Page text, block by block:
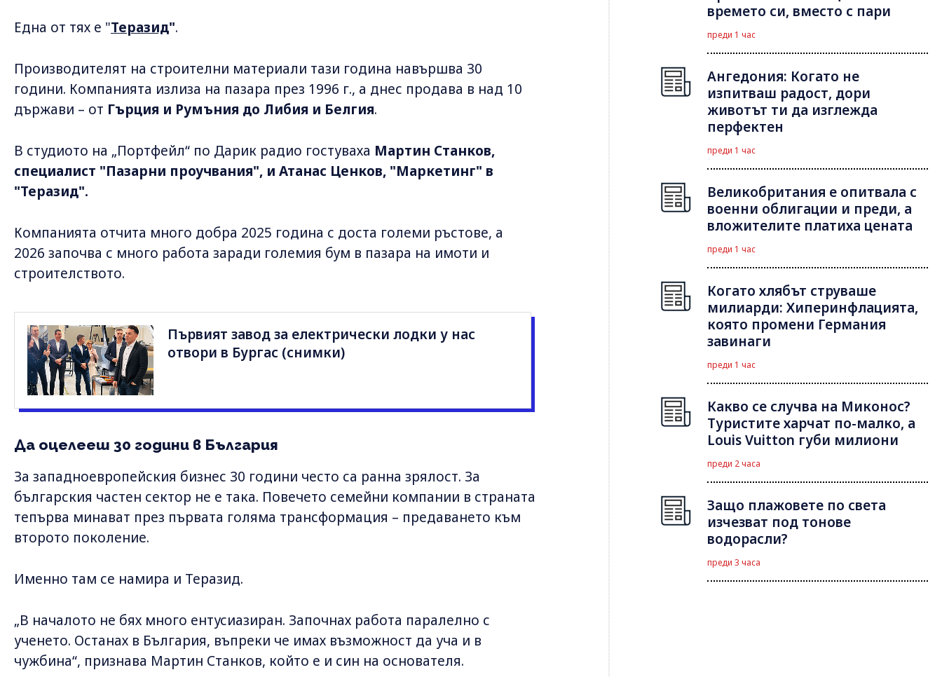
Една от тях е "Теразид".
Производителят на строителни материали тази година навършва 30
години. Компанията излиза на пазара през 1996 г., а днес продава в над 10
държави – от Гърция и Румъния до Либия и Белгия.
В студиото на „Портфейл“ по Дарик радио гостуваха Мартин Станков,
специалист "Пазарни проучвания", и Атанас Ценков, "Маркетинг" в
"Теразид".
Компанията отчита много добра 2025 година с доста големи ръстове, а
2026 започва с много работа заради големия бум в пазара на имоти и
строителството.
Първият завод за електрически лодки у нас
отвори в Бургас (снимки)
Да оцелееш 30 години в България
За западноевропейския бизнес 30 години често са ранна зрялост. За
българския частен сектор не е така. Повечето семейни компании в страната
тепърва минават през първата голяма трансформация – предаването към
второто поколение.
Именно там се намира и Теразид.
„В началото не бях много ентусиазиран. Започнах работа паралелно с
ученето. Останах в България, въпреки че имах възможност да уча и в
чужбина“, признава Мартин Станков, който е и син на основателя.
времето си, вместо с пари
преди 1 час
Ангедония: Когато не
изпитваш радост, дори
животът ти да изглежда
перфектен
преди 1 час
Великобритания е опитвала с
военни облигации и преди, а
вложителите платиха цената
преди 1 час
Когато хлябът струваше
милиарди: Хиперинфлацията,
която промени Германия
завинаги
преди 1 час
Какво се случва на Миконос?
Туристите харчат по-малко, а
Louis Vuitton губи милиони
преди 2 часа
Защо плажовете по света
изчезват под тонове
водорасли?
преди 3 часа